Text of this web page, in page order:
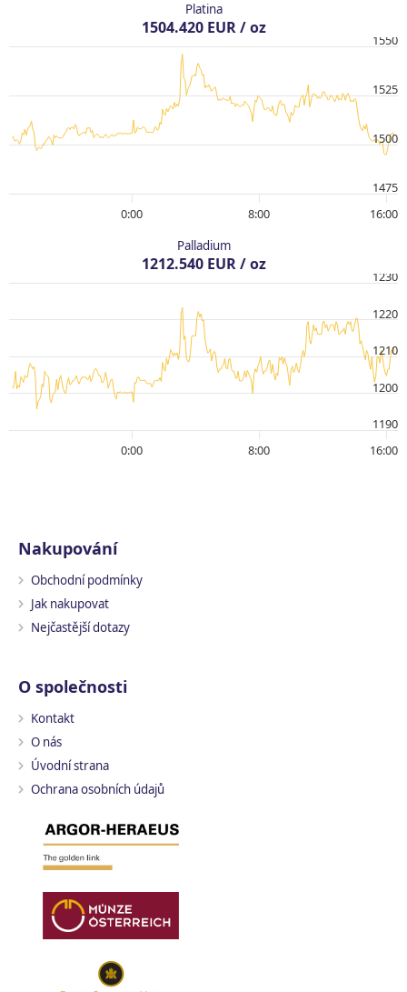
Platina
1504.420 EUR / oz
0:00 8:00 16:00
1475
1500
1525
1550
Palladium
1212.540 EUR / oz
0:00 8:00 16:00
1190
1200
1210
1220
1230
Nakupování
Obchodní podmínky
Jak nakupovat
Nejčastější dotazy
O společnosti
Kontakt
O nás
Úvodní strana
Ochrana osobních údajů